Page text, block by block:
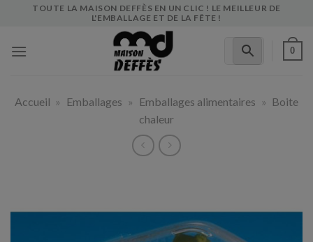
TOUTE LA MAISON DEFFÈS EN UN CLIC ! LE MEILLEUR DE
L'EMBALLAGE ET DE LA FÊTE !
0
Accueil » Emballages » Emballages alimentaires » Boite
chaleur